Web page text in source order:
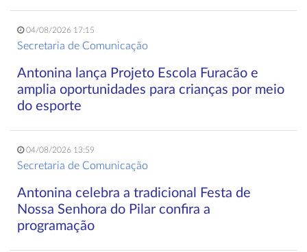
04/08/2026 17:15
Secretaria de Comunicação
Antonina lança Projeto Escola Furacão e
amplia oportunidades para crianças por meio
do esporte
04/08/2026 13:59
Secretaria de Comunicação
Antonina celebra a tradicional Festa de
Nossa Senhora do Pilar confira a
programação